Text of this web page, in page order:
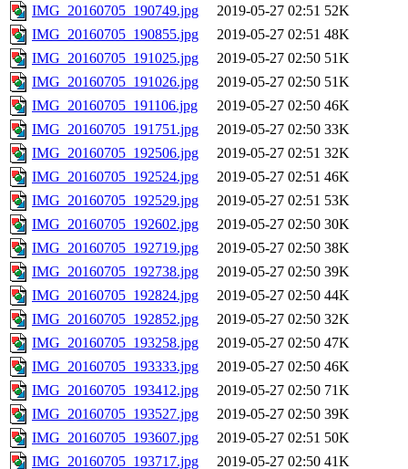
IMG_20160705_190749.jpg
2019-05-27 02:51 52K
IMG_20160705_190855.jpg
2019-05-27 02:51 48K
IMG_20160705_191025.jpg
2019-05-27 02:50 51K
IMG_20160705_191026.jpg
2019-05-27 02:50 51K
IMG_20160705_191106.jpg
2019-05-27 02:50 46K
IMG_20160705_191751.jpg
2019-05-27 02:50 33K
IMG_20160705_192506.jpg
2019-05-27 02:51 32K
IMG_20160705_192524.jpg
2019-05-27 02:51 46K
IMG_20160705_192529.jpg
2019-05-27 02:51 53K
IMG_20160705_192602.jpg
2019-05-27 02:50 30K
IMG_20160705_192719.jpg
2019-05-27 02:50 38K
IMG_20160705_192738.jpg
2019-05-27 02:50 39K
IMG_20160705_192824.jpg
2019-05-27 02:50 44K
IMG_20160705_192852.jpg
2019-05-27 02:50 32K
IMG_20160705_193258.jpg
2019-05-27 02:50 47K
IMG_20160705_193333.jpg
2019-05-27 02:50 46K
IMG_20160705_193412.jpg
2019-05-27 02:50 71K
IMG_20160705_193527.jpg
2019-05-27 02:50 39K
IMG_20160705_193607.jpg
2019-05-27 02:51 50K
IMG_20160705_193717.jpg
2019-05-27 02:50 41K